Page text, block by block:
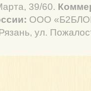
39/60.
ООО
ул.